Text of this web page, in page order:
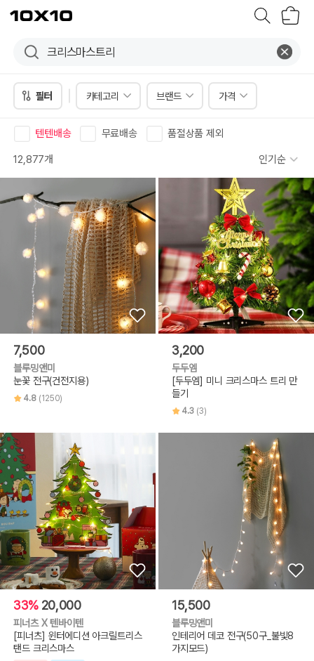
텐
바
필터 카테고리 브랜드 가격
텐텐배송 무료배송 품절상품 제외
12,877개 인기순
7,500
블루밍앤미
눈꽃 전구(건전지용)
4.8 (1250)
3,200
두두엠
[두두엠] 미니 크리스마스 트리 만
들기
4.3 (3)
33% 20,000
피너츠 X 텐바이텐
[피너츠] 윈터에디션 아크릴트리스
탠드 크리스마스
15,500
블루밍앤미
인테리어 데코 전구(50구_불빛8
가지모드)